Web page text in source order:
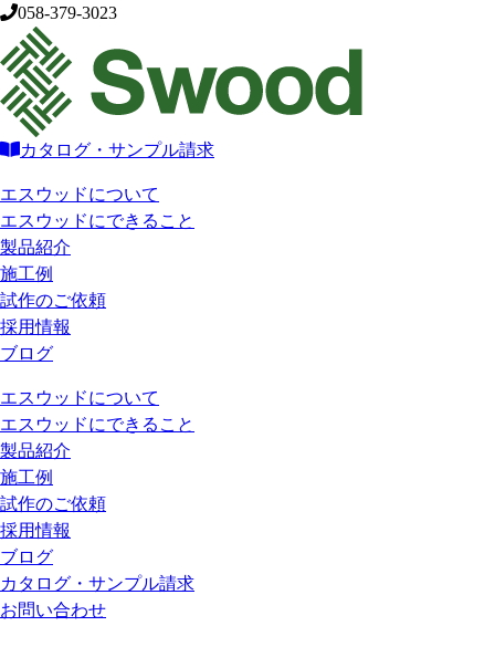
058-379-3023
カタログ・サンプル請求
エスウッドについて
エスウッドにできること
製品紹介
施工例
試作のご依頼
採用情報
ブログ
エスウッドについて
エスウッドにできること
製品紹介
施工例
試作のご依頼
採用情報
ブログ
カタログ・サンプル請求
お問い合わせ